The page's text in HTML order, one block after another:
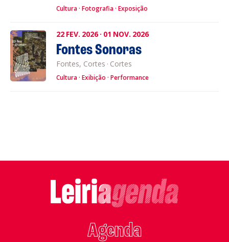
Cultura Fotografia Exposição
22 FEV. 2026 · 01 NOV. 2026
Fontes Sonoras
Fontes, Cortes · Cortes
Cultura Exibição Performance
Agenda